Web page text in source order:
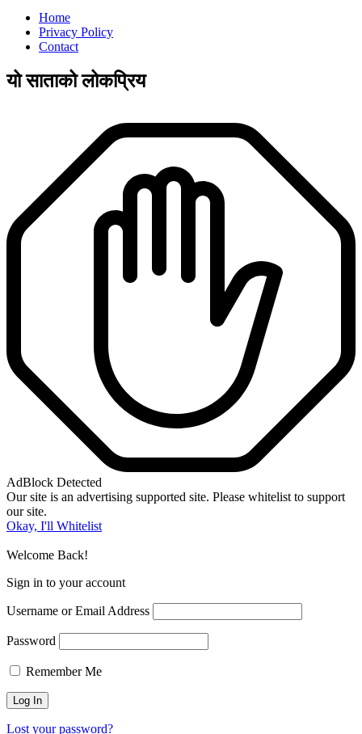
Home
Privacy Policy
Contact
यो साताको लोकप्रिय
AdBlock Detected
Our site is an advertising supported site. Please whitelist to support
our site.
Okay, I'll Whitelist
Welcome Back!
Sign in to your account
Username or Email Address
Password
Remember Me
Lost your password?